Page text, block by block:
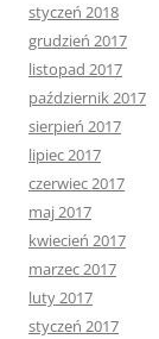
styczeń 2018
grudzień 2017
listopad 2017
październik 2017
sierpień 2017
lipiec 2017
czerwiec 2017
maj 2017
kwiecień 2017
marzec 2017
luty 2017
styczeń 2017